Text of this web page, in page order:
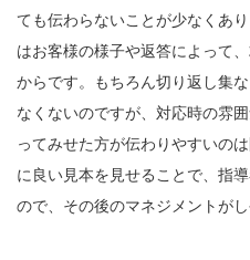
ても伝わらないことが少なくあ
はお客様の様子や返答によって
からです。もちろん切り返し集
なくないのですが、対応時の雰
ってみせた方が伝わりやすいの
に良い見本を見せることで、指
ので、その後のマネジメントが